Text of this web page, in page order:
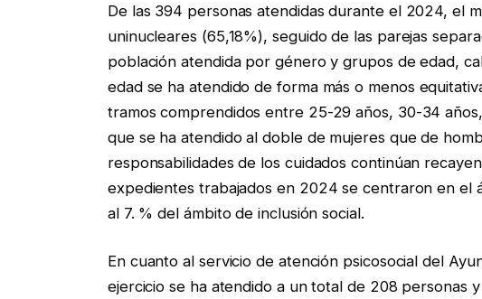
De las 394 personas atendidas durante el 2024, el
uninucleares (65,18%), seguido de las parejas
población atendida por género y grupos de edad,
edad se ha atendido de forma más o menos
tramos comprendidos entre 25-29 años, 30-34
que se ha atendido al doble de mujeres que de
responsabilidades de los cuidados continúan
expedientes trabajados en 2024 se centraron en
al 7. % del ámbito de inclusión social.
En cuanto al servicio de atención psicosocial del
ejercicio se ha atendido a un total de 208 personas